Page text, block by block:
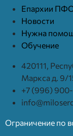
Епархии
Новости
Нужна
Обучение
420111,
Маркса д. 9/
+7 (996)
Ограничение по